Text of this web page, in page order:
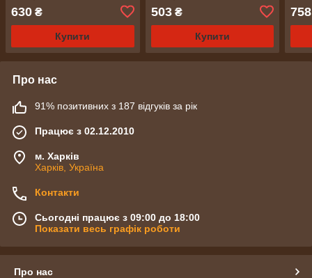
630 ₴
Купити
503₴
Купити
758
Про нас
91% позитивних з 187 відгуків за рік
Працює з 02.12.2010
м. Харків
Харків, Україна
Контакти
Сьогодні працює з 09:00 до 18:00
Показати весь графік роботи
Про нас